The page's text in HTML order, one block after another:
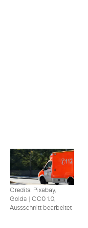
Credits: Pixabay,
Golda | CC0 1.0,
Aussschnitt bearbeitet